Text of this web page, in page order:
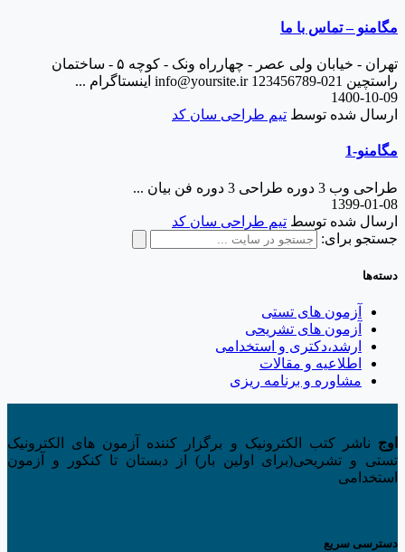
مگامنو – تماس با ما
تهران - خیابان ولی عصر - چهارراه ونک - کوچه ۵ - ساختمان
راستچین 021-123456789 info@yoursite.ir اینستاگرام ...
1400-10-09
ارسال شده توسط تیم طراحی سان کد
مگامنو-1
طراحی وب 3 دوره طراحی 3 دوره فن بیان ...
1399-01-08
ارسال شده توسط تیم طراحی سان کد
جستجو برای:
دسته‌ها
آزمون های تستی
آزمون های تشریحی
ارشد،دکتری و استخدامی
اطلاعیه و مقالات
مشاوره و برنامه ریزی
اوج ناشر کتب الکترونیک و برگزار کننده آزمون های الکترونیک
تستی و تشریحی(برای اولین بار) از دبستان تا کنکور و آزمون
استخدامی
دسترسی سریع